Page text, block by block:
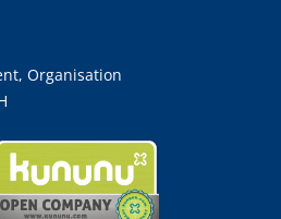
Organisation